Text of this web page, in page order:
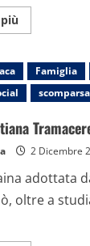
informazioni
mamma
Tatiana
Tramacere:
casa”
Famiglia
scomparsa
2 Dicembre
adottata
oltre a